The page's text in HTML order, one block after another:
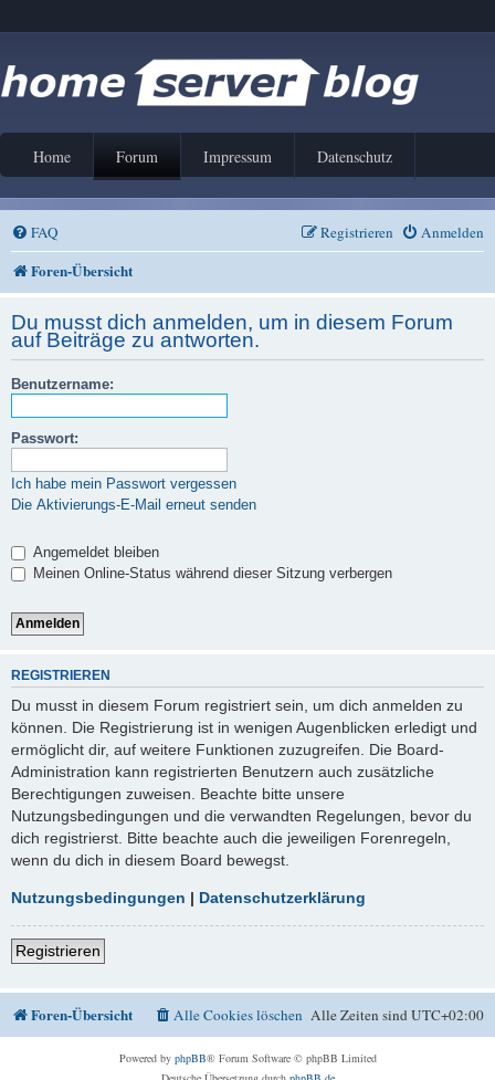
Home Forum Impressum Datenschutz
FAQ Anmelden
Registrieren
Foren-Übersicht
Du musst dich anmelden, um in diesem Forum
auf Beiträge zu antworten.
Benutzername:
Passwort:
Ich habe mein Passwort vergessen
Die Aktivierungs-E-Mail erneut senden
Angemeldet bleiben
Meinen Online-Status während dieser Sitzung verbergen
REGISTRIEREN
Du musst in diesem Forum registriert sein, um dich anmelden zu
können. Die Registrierung ist in wenigen Augenblicken erledigt und
ermöglicht dir, auf weitere Funktionen zuzugreifen. Die Board-
Administration kann registrierten Benutzern auch zusätzliche
Berechtigungen zuweisen. Beachte bitte unsere
Nutzungsbedingungen und die verwandten Regelungen, bevor du
dich registrierst. Bitte beachte auch die jeweiligen Forenregeln,
wenn du dich in diesem Board bewegst.
Nutzungsbedingungen | Datenschutzerklärung
Registrieren
Foren-Übersicht Alle Zeiten sindUTC+02:00
Alle Cookies löschen
Powered by phpBB® Forum Software © phpBB Limited